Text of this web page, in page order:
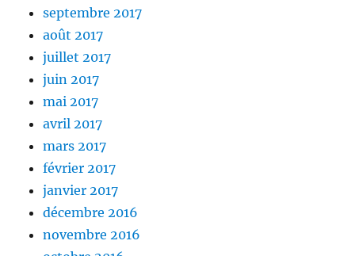
septembre 2017
août 2017
juillet 2017
juin 2017
mai 2017
avril 2017
mars 2017
février 2017
janvier 2017
décembre 2016
novembre 2016